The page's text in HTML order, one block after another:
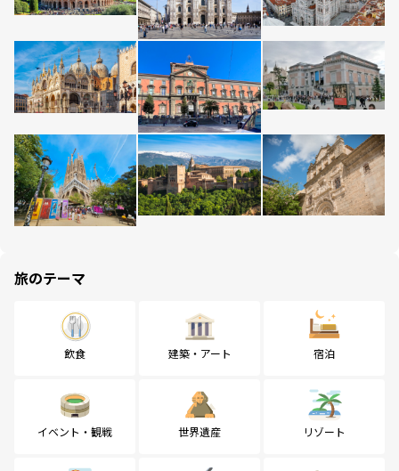
旅のテーマ
飲食 建築・アート 宿泊
イベント・観戦 世界遺産 リゾート